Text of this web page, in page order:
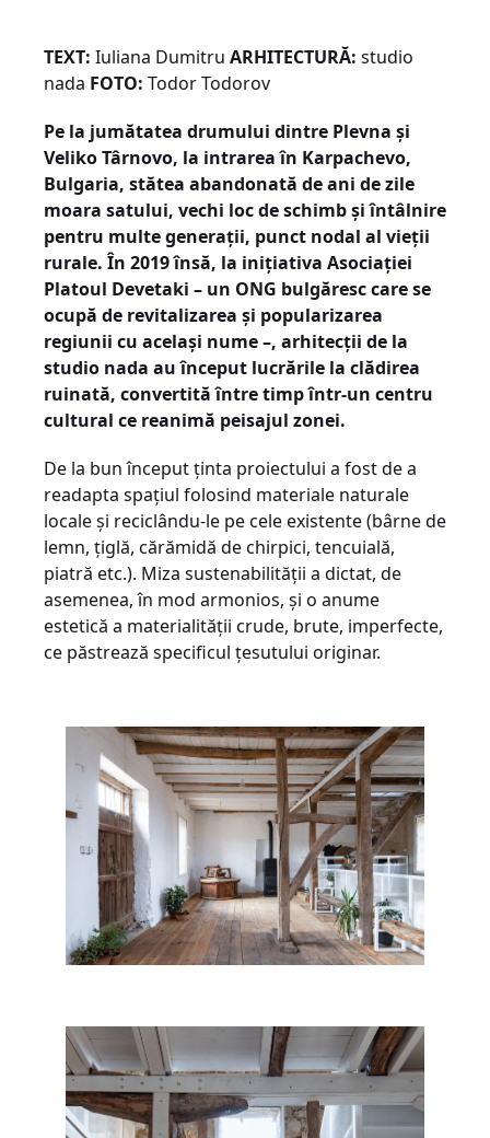
TEXT: Iuliana Dumitru ARHITECTURĂ: studio
nada FOTO: Todor Todorov
Pe la jumătatea drumului dintre Plevna și
Veliko Târnovo, la intrarea în Karpachevo,
Bulgaria, stătea abandonată de ani de zile
moara satului, vechi loc de schimb și întâlnire
pentru multe generații, punct nodal al vieții
rurale. În 2019 însă, la inițiativa Asociației
Platoul Devetaki – un ONG bulgăresc care se
ocupă de revitalizarea și popularizarea
regiunii cu același nume –, arhitecții de la
studio nada au început lucrările la clădirea
ruinată, convertită între timp într-un centru
cultural ce reanimă peisajul zonei.
De la bun început ținta proiectului a fost de a
readapta spațiul folosind materiale naturale
locale și reciclându-le pe cele existente (bârne de
lemn, țiglă, cărămidă de chirpici, tencuială,
piatră etc.). Miza sustenabilității a dictat, de
asemenea, în mod armonios, și o anume
estetică a materialității crude, brute, imperfecte,
ce păstrează specificul țesutului originar.